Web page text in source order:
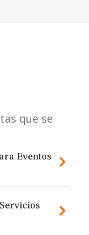
que se
Eventos